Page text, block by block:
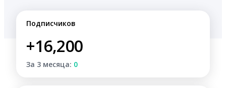
Подписчиков
+16,200
За 3 месяца: 0